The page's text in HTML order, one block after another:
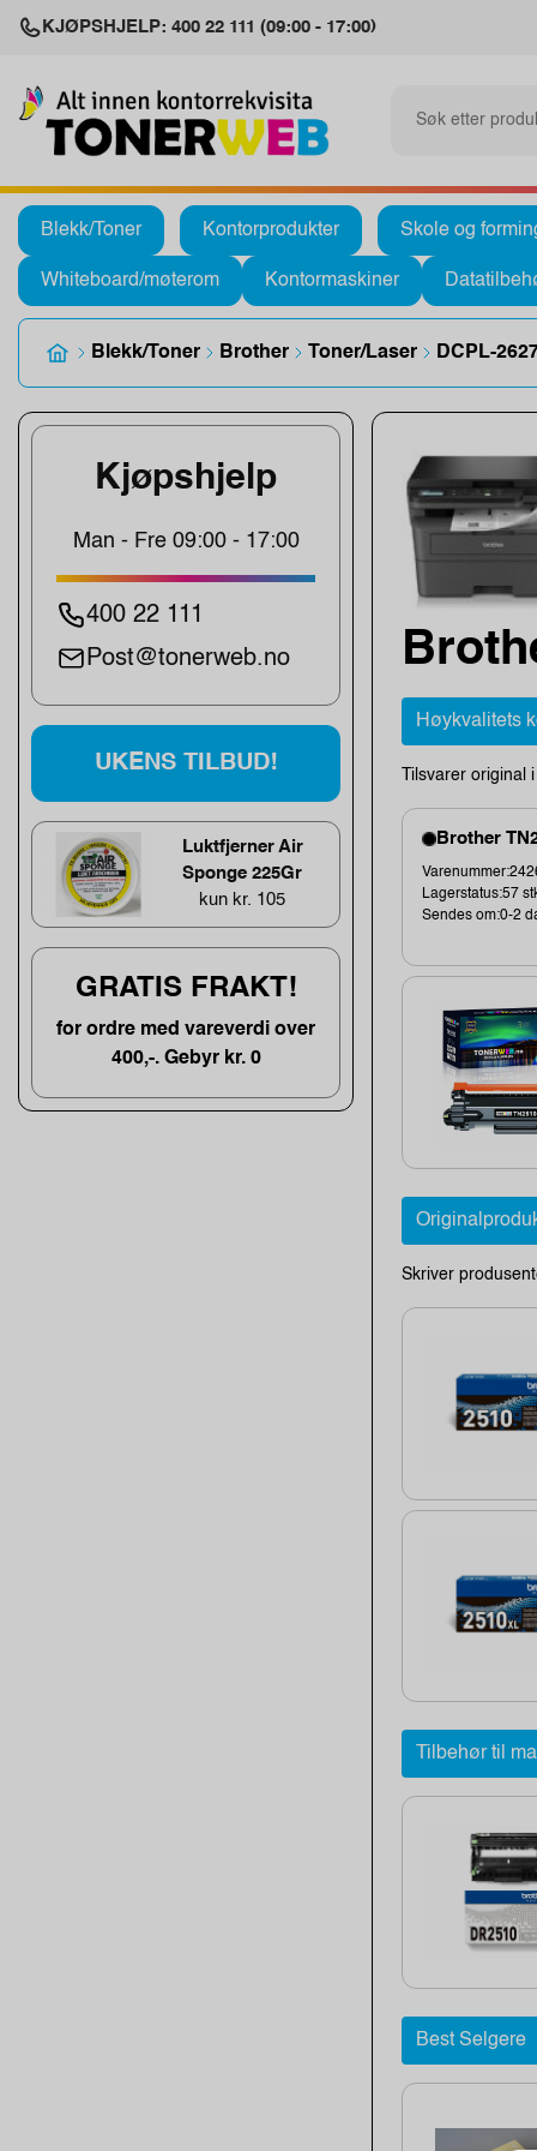
KJØPSHJELP: 400 22 111 (09:00 - 17:00)
Blekk/Toner Kontorprodukter Skole og
Whiteboard/møterom Kontormaskiner
Blekk/Toner Brother Toner/Laser DCPL-
Kjøpshjelp
Man - Fre 09:00 - 17:00
400 22 111
Post@tonerweb.no
UKENS TILBUD!
Luktfjerner Air
Sponge 225Gr
kun kr. 105
GRATIS FRAKT!
for ordre med vareverdi over
400,-. Gebyr kr. 0
Høykvalitets
Tilsvarer original
Brother
Lagerstatus:57
Sendes om:0-2
Skriver
Tilbehør til
Best Selgere